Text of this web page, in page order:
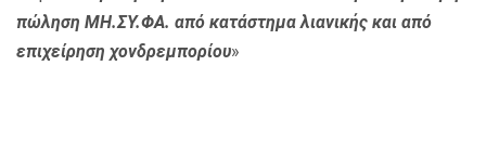
πώληση ΜΗ.ΣΥ.ΦΑ. από κατάστημα λιανικής και από
επιχείρηση χονδρεμπορίου»